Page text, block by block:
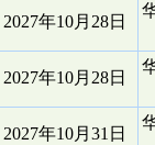
2027年10月28日
2027年10月28日
2027年10月31日